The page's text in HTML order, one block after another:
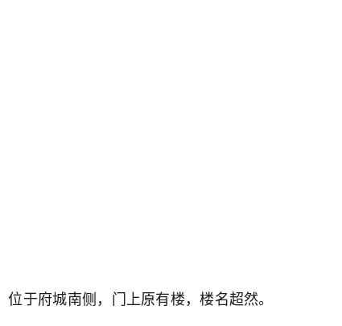
位于府城南侧，门上原有楼，楼名超然。